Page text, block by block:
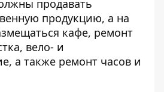
продавать
продукцию, а на
кафе, ремонт
вело- и
а также ремонт часов и